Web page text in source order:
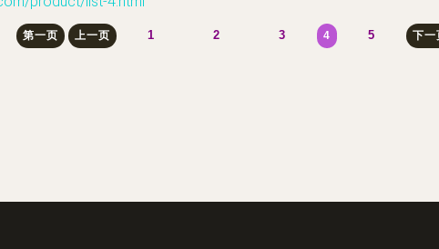
第一页 上一页 1 2 3 4 5 下一